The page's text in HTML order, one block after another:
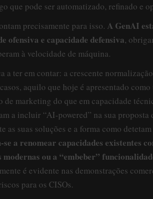
que pode ser automatizado, refinado e
precisamente para isso. A GenAI
ofensiva e capacidade defensiva,
à velocidade de máquina.
a ter em contar: a crescente
aquilo que hoje é apresentado como
marketing do que em capacidade
a incluir “AI-powered” na sua
as suas soluções e a forma como
a renomear capacidades existentes
ou a “embeber”
é evidente nas demonstrações
para os CISOs.